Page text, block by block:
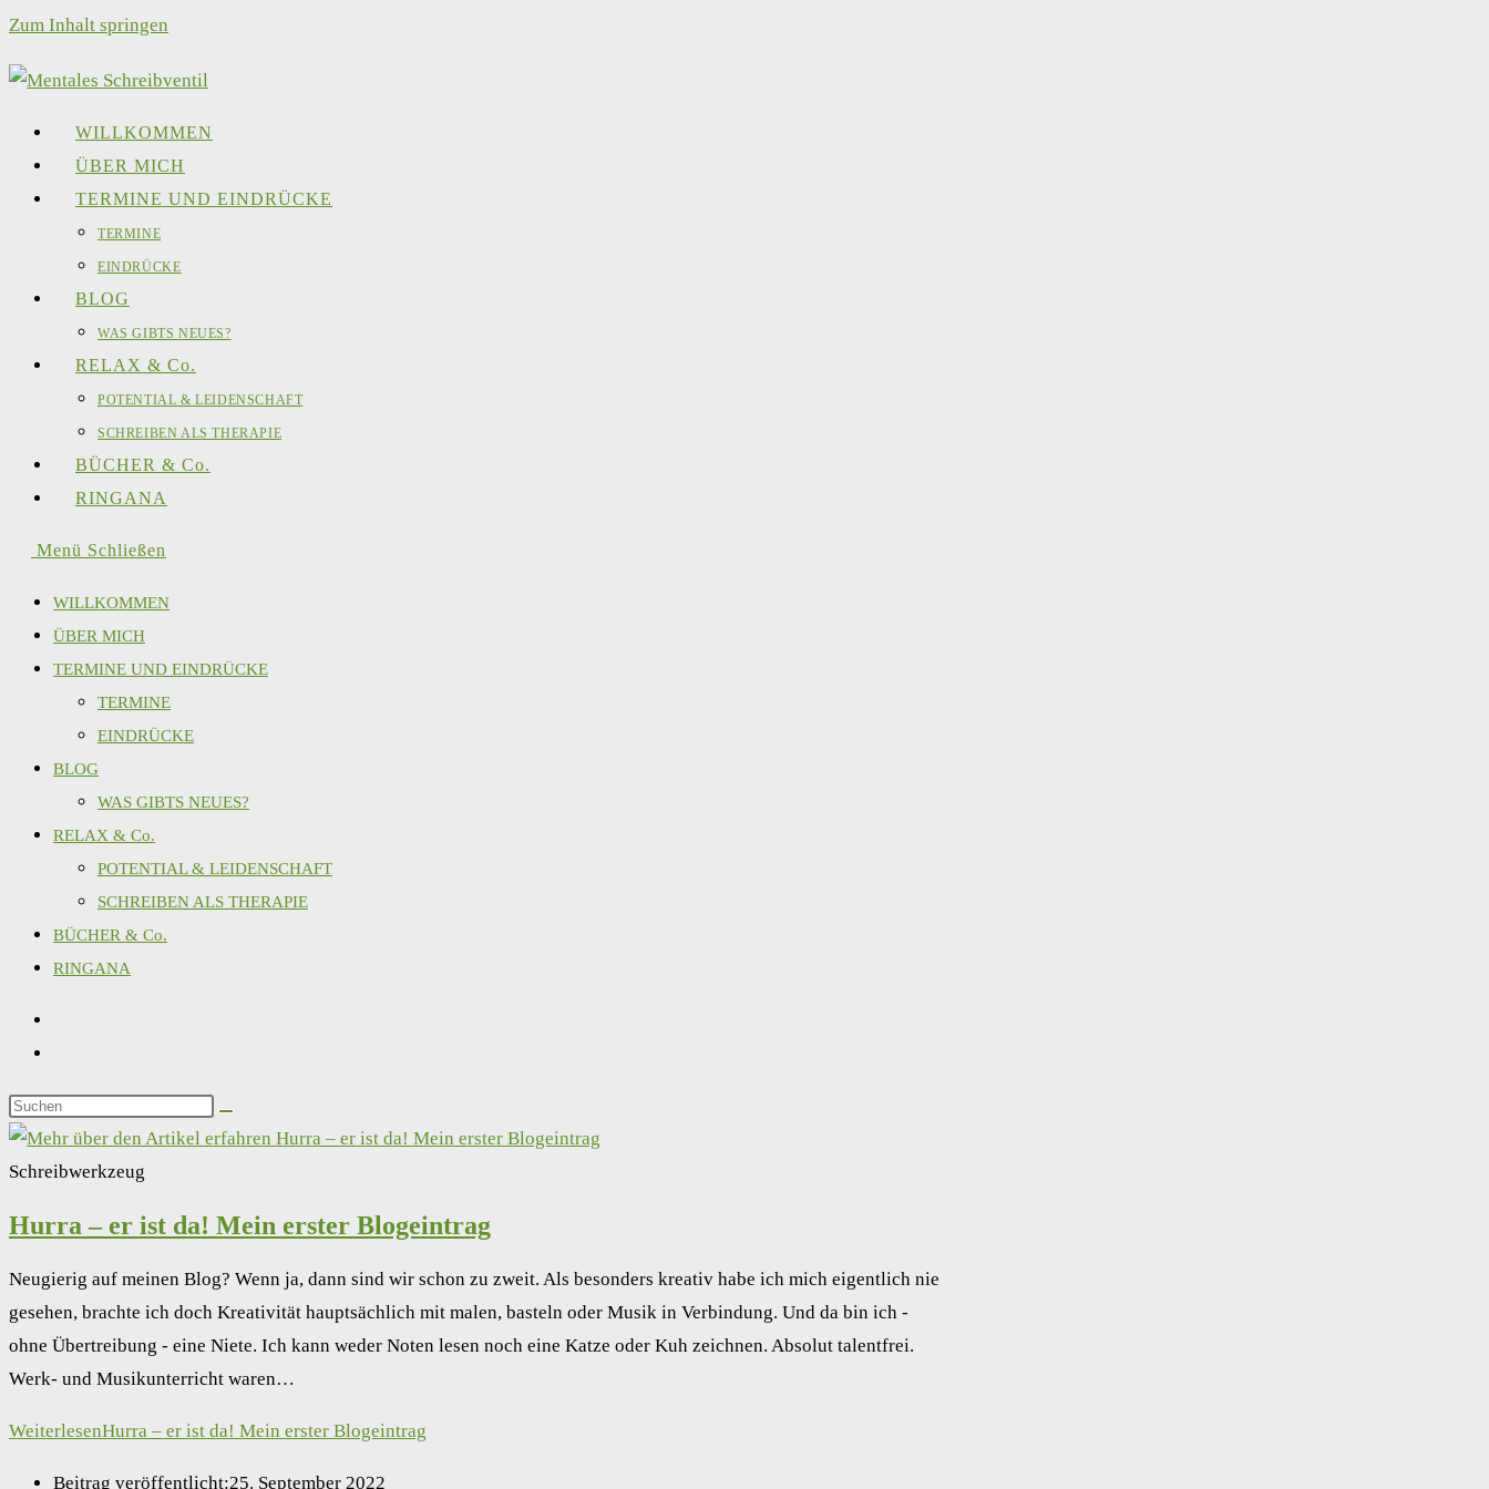
Zum Inhalt springen
WILLKOMMEN
ÜBER MICH
TERMINE UND EINDRÜCKE
TERMINE
EINDRÜCKE
BLOG
WAS GIBTS NEUES?
RELAX & Co.
POTENTIAL & LEIDENSCHAFT
SCHREIBEN ALS THERAPIE
BÜCHER & Co.
RINGANA
Menü Schließen
WILLKOMMEN
ÜBER MICH
TERMINE UND EINDRÜCKE
TERMINE
EINDRÜCKE
BLOG
WAS GIBTS NEUES?
RELAX & Co.
POTENTIAL & LEIDENSCHAFT
SCHREIBEN ALS THERAPIE
BÜCHER & Co.
RINGANA
Schreibwerkzeug
Hurra – er ist da! Mein erster Blogeintrag
Neugierig auf meinen Blog? Wenn ja, dann sind wir schon zu zweit. Als besonders kreativ habe ich mich eigentlich nie
gesehen, brachte ich doch Kreativität hauptsächlich mit malen, basteln oder Musik in Verbindung. Und da bin ich -
ohne Übertreibung - eine Niete. Ich kann weder Noten lesen noch eine Katze oder Kuh zeichnen. Absolut talentfrei.
Werk- und Musikunterricht waren…
WeiterlesenHurra – er ist da! Mein erster Blogeintrag
Beitrag veröffentlicht:25. September 2022